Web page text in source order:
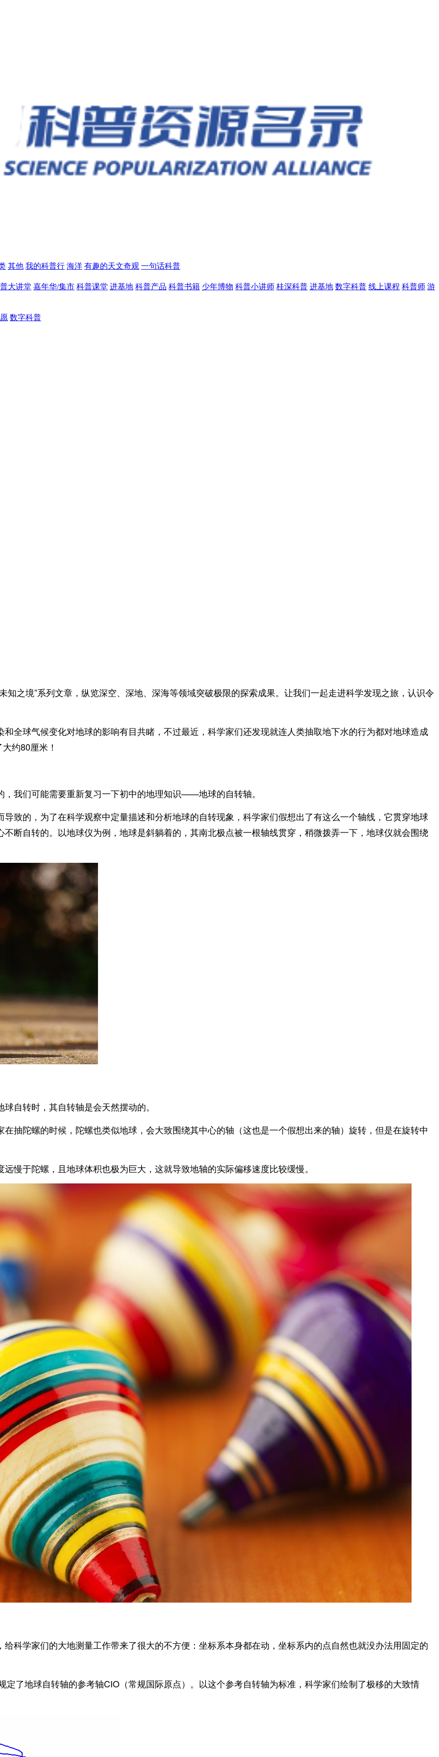
其他 我的科普行 海洋 有趣的天文奇观 一句话科普
大讲堂 嘉年华/集市 科普课堂 进基地 科普产品 科普书籍 少年博物 科普小讲师 桂深科普 进基地 数字科普 线上课程 科普师 游
数字科普
知之境”系列文章，纵览深空、深地、深海等领域突破极限的探索成果。让我们一起走进科学发现之旅，认识令
全球气候变化对地球的影响有目共睹，不过最近，科学家们还发现就连人类抽取地下水的行为都对地球造成
约80厘米！
我们可能需要重新复习一下初中的地理知识——地球的自转轴。
致的，为了在科学观察中定量描述和分析地球的自转现象，科学家们假想出了有这么一个轴线，它贯穿地球
断自转的。以地球仪为例，地球是斜躺着的，其南北极点被一根轴线贯穿，稍微拨弄一下，地球仪就会围绕
自转时，其自转轴是会天然摆动的。
抽陀螺的时候，陀螺也类似地球，会大致围绕其中心的轴（这也是一个假想出来的轴）旋转，但是在旋转中
慢于陀螺，且地球体积也极为巨大，这就导致地轴的实际偏移速度比较缓慢。
科学家们的大地测量工作带来了很大的不方便：坐标系本身都在动，坐标系内的点自然也就没办法用固定的
了地球自转轴的参考轴CIO（常规国际原点）。以这个参考自转轴为标准，科学家们绘制了极移的大致情